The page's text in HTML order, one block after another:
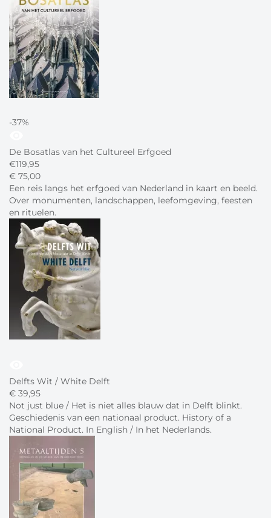
-37%
De Bosatlas van het Cultureel Erfgoed
€119,95
€ 75,00
Een reis langs het erfgoed van Nederland in kaart en beeld.
Over monumenten, landschappen, leefomgeving, feesten
en rituelen.
Delfts Wit / White Delft
€ 39,95
Not just blue / Het is niet alles blauw dat in Delft blinkt.
Geschiedenis van een nationaal product. History of a
National Product. In English / In het Nederlands.